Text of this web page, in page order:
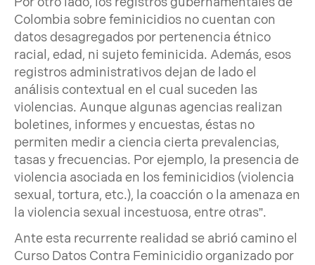
Colombia sobre feminicidios nocuentan con
datos desagregados por pertenencia étnico
racial, edad, ni sujeto feminicida. Además, esos
registros administrativos dejan de lado el
análisis contextual en el cual suceden las
violencias. Aunque algunas agencias realizan
boletines, informes y encuestas, éstas no
permiten medir a ciencia cierta prevalencias,
tasas y frecuencias. Por ejemplo, la presencia de
violencia asociada en los feminicidios (violencia
sexual, tortura, etc.), la coacción o la amenaza en
la violencia sexual incestuosa, entre otras”.
Ante esta recurrente realidad se abrió camino el
Curso Datos Contra Feminicidio organizado por